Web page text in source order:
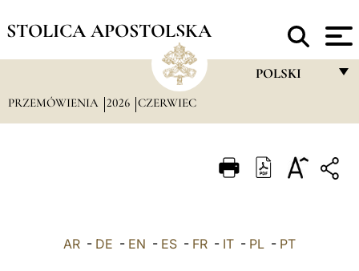
STOLICA APOSTOLSKA
POLSKI
ITALIANO
PRZEMÓWIENIA 2026 CZERWIEC
AR - DE - EN - ES - FR - IT - PL - PT